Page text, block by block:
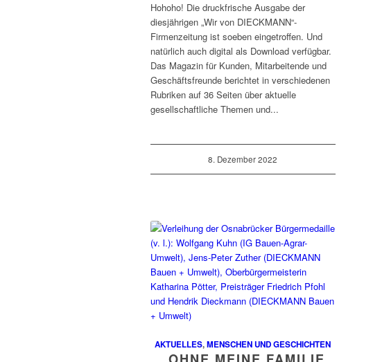
Hohoho! Die druckfrische Ausgabe der
diesjährigen „Wir von DIECKMANN“-
Firmenzeitung ist soeben eingetroffen. Und
natürlich auch digital als Download verfügbar.
Das Magazin für Kunden, Mitarbeitende und
Geschäftsfreunde berichtet in verschiedenen
Rubriken auf 36 Seiten über aktuelle
gesellschaftliche Themen und...
8. Dezember 2022
AKTUELLES,MENSCHEN UND GESCHICHTEN